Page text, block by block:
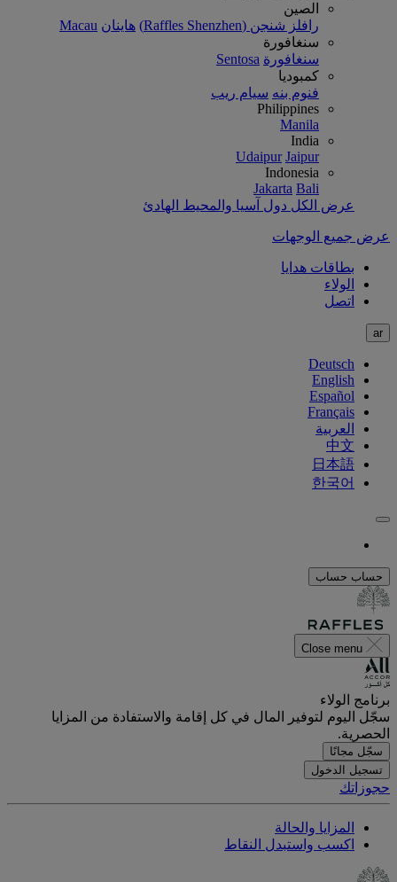
الصين
رافلز شنجن (Raffles Shenzhen)
هاينان Macau
سنغافورة
سنغافورة Sentosa
كمبوديا
فنوم بنه سيام ريب
Philippines
Manila
India
Udaipur Jaipur
Indonesia
Jakarta Bali
عرض الكل دول آسيا والمحيط الهادئ
عرض جميع الوجهات
بطاقات هدايا
الولاء
اتصل
ar
Deutsch
English
Español
Français
العربية
中文
日本語
한국어
حساب حساب
Close menu
برنامج الولاء
سجّل اليوم لتوفير المال في كل إقامة والاستفادة من المزايا
الحصرية.
سجّل مجانًا
تسجيل الدخول
حجوزاتك
المزايا والحالة
اكسب واستبدل النقاط